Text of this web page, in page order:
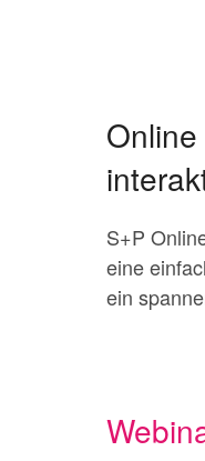
S+P
eine
ein